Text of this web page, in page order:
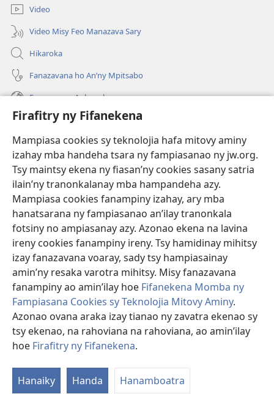
Firafitry ny Fifanekena
Mampiasa cookies sy teknolojia hafa mitovy aminy
izahay mba handeha tsara ny fampiasanao ny jw.org.
Tsy maintsy ekena ny fiasan’ny cookies sasany satria
ilain’ny tranonkalanay mba hampandeha azy.
Mampiasa cookies fanampiny izahay, ary mba
hanatsarana ny fampiasanao an’ilay tranonkala
fotsiny no ampiasanay azy. Azonao ekena na lavina
ireny cookies fanampiny ireny. Tsy hamidinay mihitsy
izay fanazavana voaray, sady tsy hampiasainay
amin’ny resaka varotra mihitsy. Misy fanazavana
fanampiny ao amin’ilay hoe Fifanekena Momba ny
Fampiasana Cookies sy Teknolojia Mitovy Aminy.
Azonao ovana araka izay tianao ny zavatra ekenao sy
tsy ekenao, na rahoviana na rahoviana, ao amin’ilay
hoe Firafitry ny Fifanekena.
Hanaiky Handa Hanamboatra
Video
Video Misy Feo Manazava Sary
Hikaroka
Fanazavana ho An’ny Mpitsabo
Fanazavana Ankapobeny
Fanampiana
Fanomezana
(manokatra
rohy)
FITEHIRIZAM-BOKIN’NY Vavolombelon’i Jehovah
(manokatra
rohy)
JW Hub
(manokatra
rohy)
JW Library
Watchtower Library ®
Copyright© 2026 Watch Tower Bible and Tract Society of Pennsylvania.
FIFANEKENA| FIFANEKENA MOMBA NY TSIAMBARATELO
NY FIFANEKENA